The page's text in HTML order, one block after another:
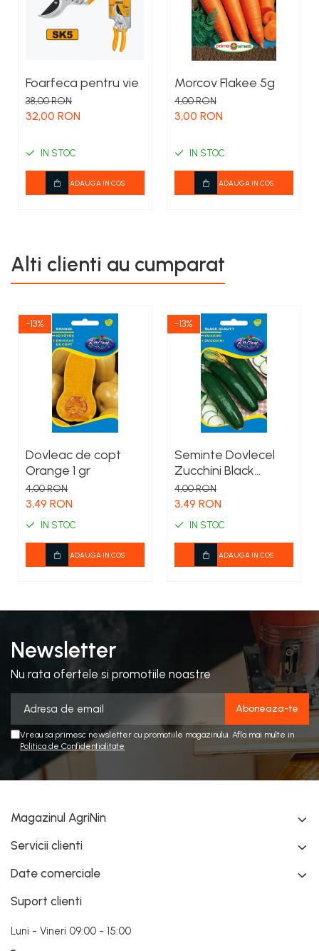
Foarfeca pentru vie
38,00 RON
32,00 RON
IN STOC
ADAUGA IN COS
Morcov Flakee 5g
4,00 RON
3,00 RON
IN STOC
ADAUGA IN COS
Alti clienti au cumparat
-13%
Dovleac de copt
Orange 1 gr
4,00 RON
3,49 RON
IN STOC
ADAUGA IN COS
-13%
Seminte Dovlecel
Zucchini Black
Beauty 4g Kertimag
- Soi Productiv cu
Fructe Verde Inchis
4,00 RON
3,49 RON
IN STOC
ADAUGA IN COS
Newsletter
Nu rata ofertele si promotiile noastre
Vreau sa primesc newsletter cu promotiile magazinului. Afla mai multe in
Politica de Confidentialitate
Magazinul AgriNin
Servicii clienti
Date comerciale
Suport clienti
Luni - Vineri 09:00 - 15:00